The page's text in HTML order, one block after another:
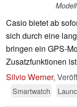
Casio bietet ab
sich durch eine
bringen ein GPS-
Zusatzfunktionen
Silvio Werner,
Smartwatch